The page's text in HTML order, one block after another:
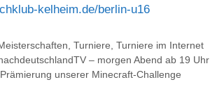
kelheim.de/berlin-u16
Turniere Turniere im Internet
– morgen Abend ab 19 Uhr
unserer Minecraft-Challenge